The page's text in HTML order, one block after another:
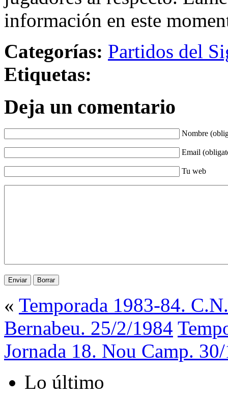
información en este
Categorías: Partidos del
Etiquetas:
Deja un comentario
Nombre
Email
Tu web
« Temporada 1983-84.
Bernabeu. 25/2/1984
Jornada 18. Nou Camp.
Lo último